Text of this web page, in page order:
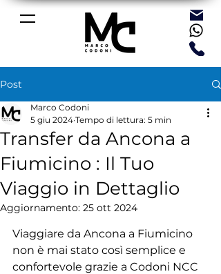
Post
Transfer da Ancona a
Fiumicino : Il Tuo
Viaggio in Dettaglio
Marco Codoni
5 giu 2024 Tempo di lettura: 5 min
Aggiornamento: 25 ott 2024
Viaggiare da Ancona a Fiumicino
non è mai stato così semplice e
confortevole grazie a Codoni NCC